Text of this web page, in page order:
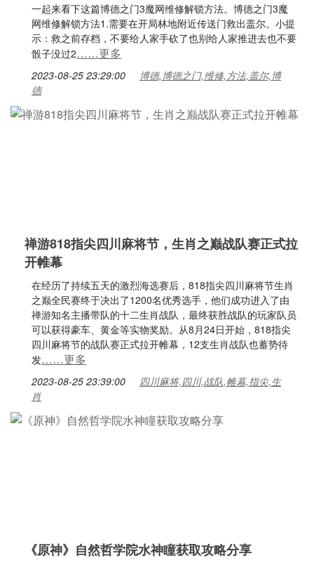
一起来看下这篇博德之门3魔网维修解锁方法。博德之门3魔
网维修解锁方法1.需要在开局林地附近传送门救出盖尔。小提
示：救之前存档，不要给人家手砍了也别给人家推进去也不要
骰子没过2……更多
2023-08-25 23:29:00
博德,博德之门,维修,方法,盖尔,博
德
禅游818指尖四川麻将节，生肖之巅战队赛正式拉
开帷幕
在经历了持续五天的激烈海选赛后，818指尖四川麻将节生肖
之巅全民赛终于决出了1200名优秀选手，他们成功进入了由
禅游知名主播带队的十二生肖战队，最终获胜战队的玩家队员
可以获得豪车、黄金等实物奖励。从8月24日开始，818指尖
四川麻将节的战队赛正式拉开帷幕，12支生肖战队也蓄势待
发……更多
2023-08-25 23:39:00
四川麻将,四川,战队,帷幕,指尖,生
肖
《原神》自然哲学院水神瞳获取攻略分享